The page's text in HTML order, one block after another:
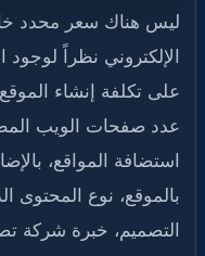
ليس هناك سعر محدد
الإلكتروني نظراً لوجود
على تكلفة إنشاء
عدد صفحات الويب
استضافة المواقع،
بالموقع، نوع المحتوى
التصميم، خبرة شركة